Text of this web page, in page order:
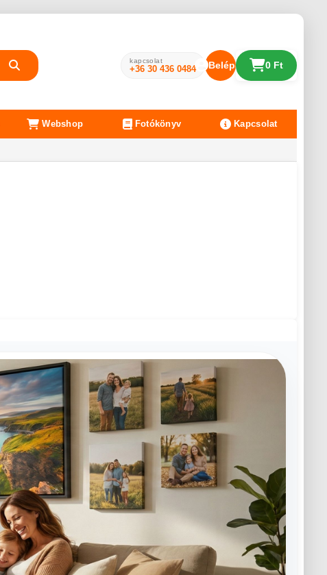
kapcsolat
+36 30 436 0484 Belépés 0 Ft
Webshop Fotókönyv Kapcsolat